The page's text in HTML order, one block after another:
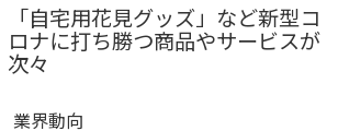
「自宅用花見グッズ」など新型コ
ロナに打ち勝つ商品やサービスが
次々
業界動向